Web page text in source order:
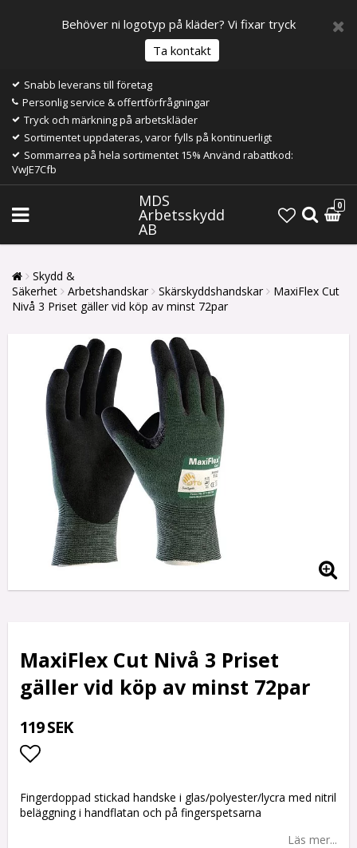
Behöver ni logotyp på kläder? Vi fixar tryck
Ta kontakt
Snabb leverans till företag
Personlig service & offertförfrågningar
Tryck och märkning på arbetskläder
Sortimentet uppdateras, varor fylls på kontinuerligt
Sommarrea på hela sortimentet 15% Använd rabattkod:
VwJE7Cfb
MDS
Arbetsskydd
AB
0
Skydd &
Säkerhet
Arbetshandskar Skärskyddshandskar
MaxiFlex Cut
Nivå 3 Priset gäller vid köp av minst 72par
MaxiFlex Cut Nivå 3 Priset
gäller vid köp av minst 72par
119 SEK
Fingerdoppad stickad handske i glas/polyester/lycra med nitril
beläggning i handflatan och på fingerspetsarna
Läs mer...